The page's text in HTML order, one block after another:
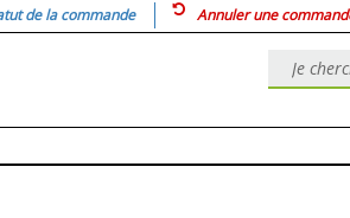
de la commande Annuler une